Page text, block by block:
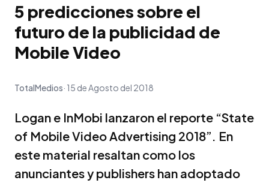
5 predicciones sobre el
futuro de la publicidad de
Mobile Video
TotalMedios 15 de Agosto del 2018
Logan e InMobi lanzaron el reporte “State
of Mobile Video Advertising 2018”. En
este material resaltan como los
anunciantes y publishers han adoptado